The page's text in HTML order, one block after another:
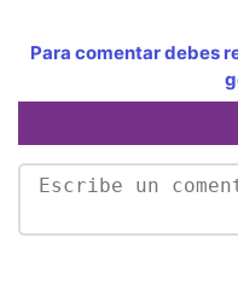
Para comentar debes